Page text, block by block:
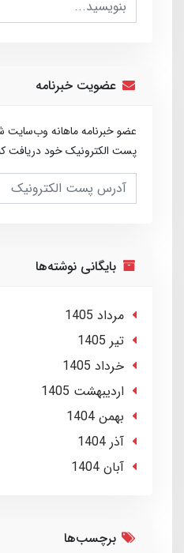
عضویت خبرنامه
عضو خبرنامه ماهانه وب‌سایت
پست الکترونیک خود دریافت
بایگانی نوشته‌ها
مرداد 1405
تير 1405
خرداد 1405
ارديبهشت 1405
بهمن 1404
آذر 1404
آبان 1404
برچسب‌ها